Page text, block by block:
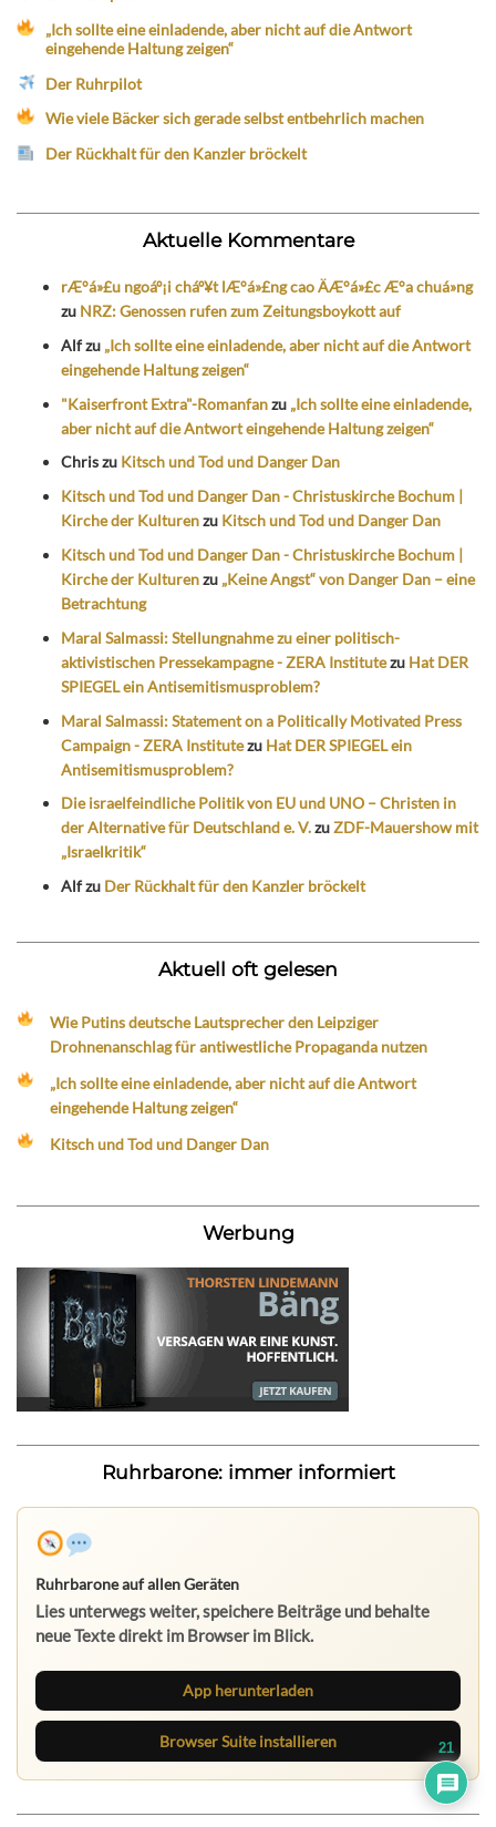
„Ich sollte eine einladende, aber nicht auf die Antwort
eingehende Haltung zeigen“
Der Ruhrpilot
Wie viele Bäcker sich gerade selbst entbehrlich machen
Der Rückhalt für den Kanzler bröckelt
Aktuelle Kommentare
rÆ°á»£u ngoáº¡i cháº¥t lÆ°á»£ng cao ÄÆ°á»£c Æ°a chuá»ng
zu NRZ: Genossen rufen zum Zeitungsboykott auf
Alfzu „Ich sollte eine einladende, aber nicht auf die Antwort
eingehende Haltung zeigen“
"Kaiserfront Extra"-Romanfanzu „Ich sollte eine einladende,
aber nicht auf die Antwort eingehende Haltung zeigen“
Chriszu Kitsch und Tod und Danger Dan
Kitsch und Tod und Danger Dan - Christuskirche Bochum |
Kirche der Kulturenzu Kitsch und Tod und Danger Dan
Kitsch und Tod und Danger Dan - Christuskirche Bochum |
Kirche der Kulturenzu „Keine Angst“ von Danger Dan – eine
Betrachtung
Maral Salmassi: Stellungnahme zu einer politisch-
aktivistischen Pressekampagne - ZERA Institutezu Hat DER
SPIEGEL ein Antisemitismusproblem?
Maral Salmassi: Statement on a Politically Motivated Press
Campaign - ZERA Institutezu Hat DER SPIEGEL ein
Antisemitismusproblem?
Die israelfeindliche Politik von EU und UNO – Christen in
der Alternative für Deutschland e. V.zuZDF-Mauershow mit
„Israelkritik“
Alfzu Der Rückhalt für den Kanzler bröckelt
Aktuell oft gelesen
Wie Putins deutsche Lautsprecher den Leipziger
Drohnenanschlag für antiwestliche Propaganda nutzen
„Ich sollte eine einladende, aber nicht auf die Antwort
eingehende Haltung zeigen“
Kitsch und Tod und Danger Dan
Werbung
Ruhrbarone: immer informiert
App herunterladen
Browser Suite installieren 21